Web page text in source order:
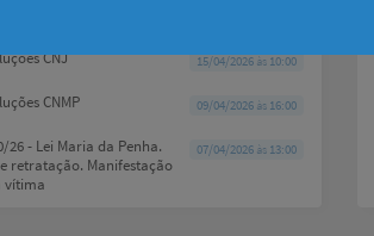
CNJ 15/04/2026 às 10:00
CNMP 09/04/2026 às 16:00
26 - Lei Maria da Penha.
retratação. Manifestação
vítima
07/04/2026 às 13:00